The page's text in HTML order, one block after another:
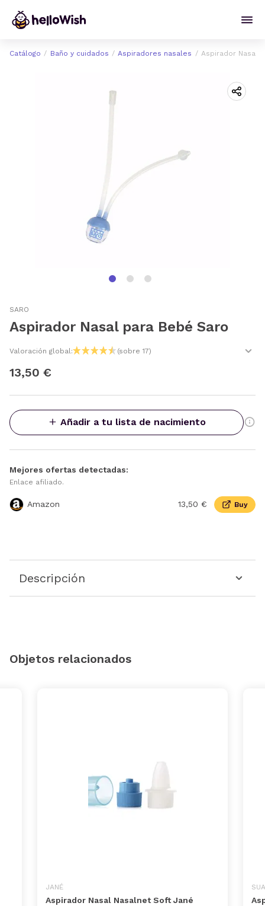
Catálogo Baño y cuidados Aspiradores nasales Aspirador Nasal
SARO
Aspirador Nasal para Bebé Saro
Valoración global: (sobre 17)
13,50 €
Añadir a tu lista de nacimiento
Mejores ofertas detectadas:
Enlace afiliado.
Amazon 13,50 € Buy
Descripción
Objetos relacionados
JANÉ
Aspirador Nasal Nasalnet Soft Jané